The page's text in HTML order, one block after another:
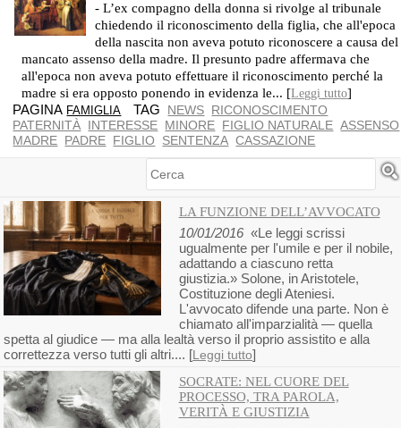
- L’ex compagno della donna si rivolge al tribunale
chiedendo il riconoscimento della figlia, che all'epoca
della nascita non aveva potuto riconoscere a causa del
mancato assenso della madre. Il presunto padre affermava che
all'epoca non aveva potuto effettuare il riconoscimento perché la
madre si era opposto ponendo in evidenza le... [Leggi tutto]
PAGINA FAMIGLIA TAG NEWS RICONOSCIMENTO
PATERNITÀ INTERESSE MINORE FIGLIO NATURALE ASSENSO
MADRE PADRE FIGLIO SENTENZA CASSAZIONE
Cerca
LA FUNZIONE DELL’AVVOCATO
10/01/2016«Le leggi scrissi
ugualmente per l'umile e per il nobile,
adattando a ciascuno retta
giustizia.» Solone, in Aristotele,
Costituzione degli Ateniesi.
L'avvocato difende una parte. Non è
chiamato all'imparzialità — quella
spetta al giudice — ma alla lealtà verso il proprio assistito e alla
correttezza verso tutti gli altri.... [Leggi tutto]
SOCRATE: NEL CUORE DEL
PROCESSO, TRA PAROLA,
VERITÀ E GIUSTIZIA